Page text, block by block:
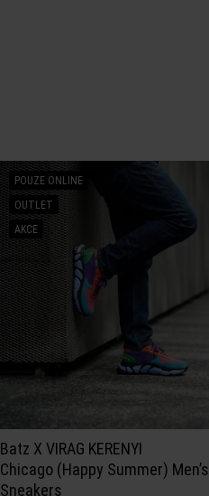
POUZE ONLINE
OUTLET
AKCE
Batz X VIRAG KERENYI
Chicago (Happy Summer) Men’s
Sneakers